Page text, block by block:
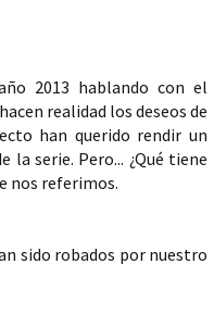
2013 hablando con el
realidad los deseos de
han querido rendir un
la serie. Pero... ¿Qué tiene
nos referimos.
sido robados por nuestro